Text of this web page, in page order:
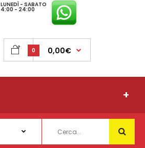
LUNEDÌ - SABATO
4:00 - 24:00
0 0,00€